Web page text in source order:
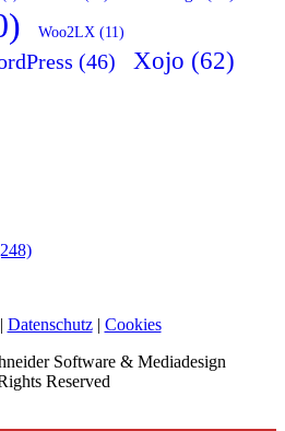
Woo2LX (11)
(46) Xojo (62)
Datenschutz| Cookies
Software & Mediadesign
Reserved